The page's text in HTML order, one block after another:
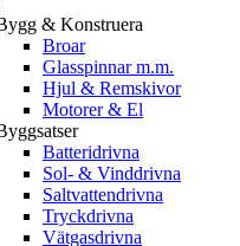
& Konstruera
Broar
Glasspinnar m.m.
Hjul & Remskivor
Motorer & El
Batteridrivna
Sol- & Vinddrivna
Saltvattendrivna
Tryckdrivna
Vätgasdrivna